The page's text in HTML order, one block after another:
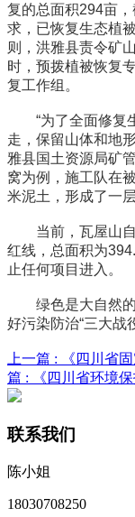
复的总面积294亩
求，已恢复生态植
则，洪雅县责令矿
时，预拨植被恢复
复工作组。
“为了全面修复生
走，保留山体和地
雅县国土资源局矿
窝为例，施工队在
米泥土，形成了一
当前，瓦屋山自
红线，总面积为
止任何项目进入。
绿色是大自然的
好污染防治“三大战
上一篇 : 《四川省
篇 :
《四川省环境
联系我们
陈小姐
18030708250